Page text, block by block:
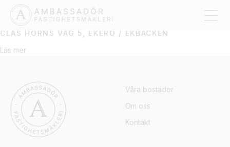
EKERÖ / EKBACKEN
CLAS HORNS VÄG 5, EKERÖ / EKBACKEN
Läs mer
Våra bostäder
Om oss
Kontakt